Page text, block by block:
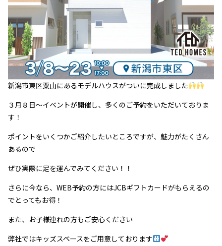
新潟市東区粟山にあるモデルハウスがついに完成しました
３月８日～イベントが開催し、多くのご予約をいただいておりま
す！
ポイントをいくつかご紹介したいところですが、魅力がたくさん
あるので
ぜひ実際に足を運んでみてください！！
さらに今なら、WEB予約の方にはJCBギフトカードがもらえるの
でとってもお得！
また、お子様連れの方もご安心ください
弊社ではキッズスペースをご用意しております